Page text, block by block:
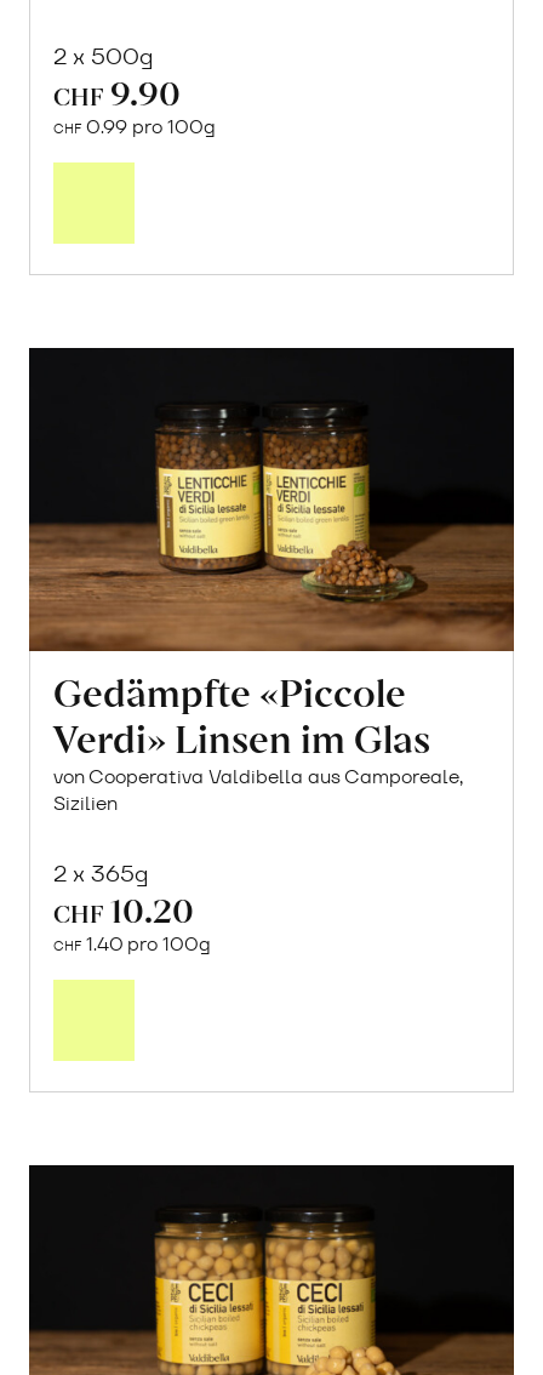
2 x 500g
CHF 9.90
CHF 0.99 pro 100g
Gedämpfte «Piccole
Verdi» Linsen im Glas
von Cooperativa Valdibella aus Camporeale,
Sizilien
2 x 365g
CHF 10.20
CHF 1.40 pro 100g